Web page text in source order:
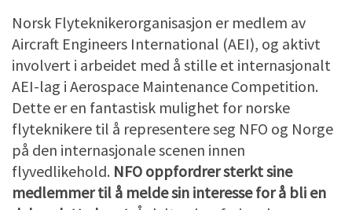
Norsk Flyteknikerorganisasjon er medlem av
Aircraft Engineers International (AEI), og aktivt
involvert i arbeidet med å stille et internasjonalt
AEI-lag i Aerospace Maintenance Competition.
Dette er en fantastisk mulighet for norske
flyteknikere til å representere seg NFO og Norge
på den internasjonale scenen innen
flyvedlikehold. NFO oppfordrer sterkt sine
medlemmer til å melde sin interesse for å bli en